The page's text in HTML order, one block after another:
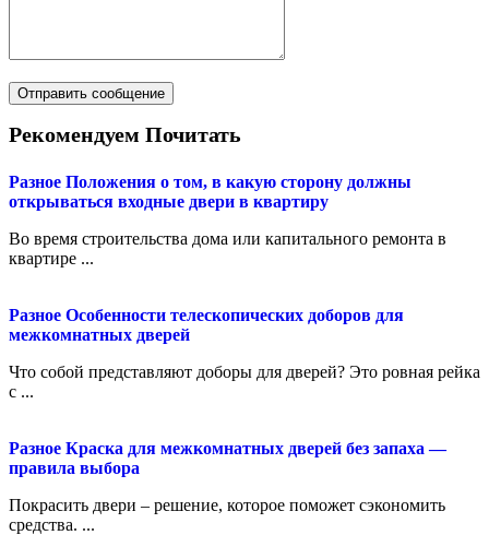
Рекомендуем Почитать
Разное Положения о том, в какую сторону должны
открываться входные двери в квартиру
Во время строительства дома или капитального ремонта в
квартире ...
Разное Особенности телескопических доборов для
межкомнатных дверей
Что собой представляют доборы для дверей? Это ровная рейка
с ...
Разное Краска для межкомнатных дверей без запаха —
правила выбора
Покрасить двери – решение, которое поможет сэкономить
средства. ...